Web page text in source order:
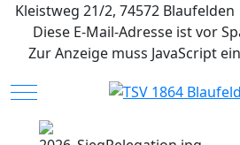
Kleistweg 21/2, 74572 Blaufelden
Diese E-Mail-Adresse ist vor
Zur Anzeige muss JavaScript
Mobile Menu Toggle